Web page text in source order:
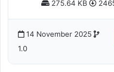
275.64 KB
14 November 2025
1.0